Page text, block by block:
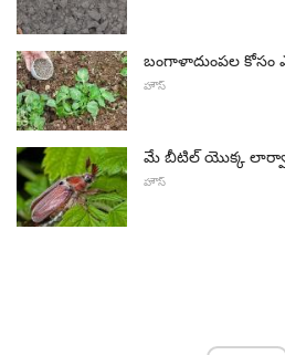
బంగాళాదుంపల కోసం
హౌస్
మే బీటిల్ యొక్క
హౌస్